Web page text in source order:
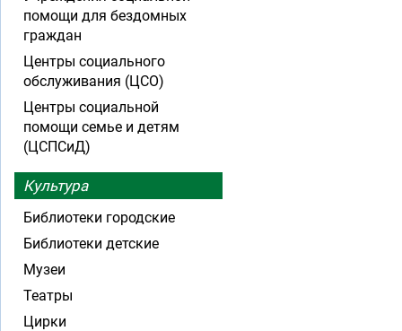
помощи для бездомных
граждан
Центры социального
обслуживания (ЦСО)
Центры социальной
помощи семье и детям
(ЦСПСиД)
Культура
Библиотеки городские
Библиотеки детские
Музеи
Театры
Цирки